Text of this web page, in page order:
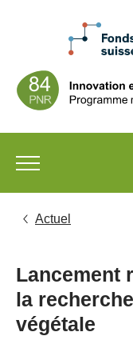
Actuel
Lancement
la
végétale